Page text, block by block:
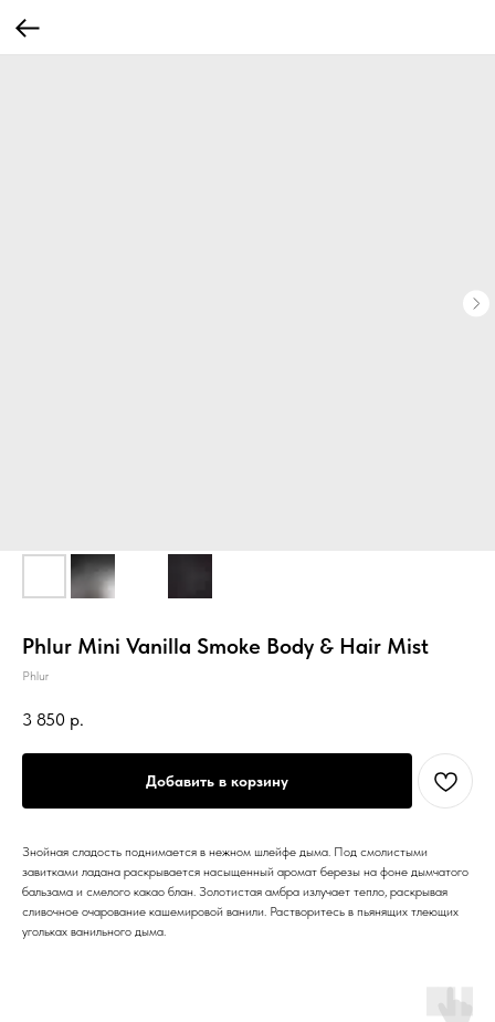
Phlur Mini Vanilla Smoke Body & Hair Mist
Phlur
3 850 р.
Добавить в корзину
Знойная сладость поднимается в нежном шлейфе дыма. Под смолистыми
завитками ладана раскрывается насыщенный аромат березы на фоне дымчатого
бальзама и смелого какао блан. Золотистая амбра излучает тепло, раскрывая
сливочное очарование кашемировой ванили. Растворитесь в пьянящих тлеющих
угольках ванильного дыма.